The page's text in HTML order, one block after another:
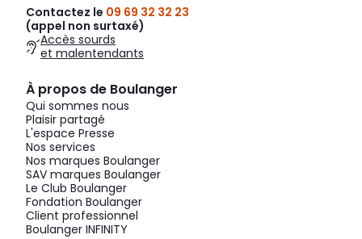
Contactez le 09 69 32 32 23
(appel non surtaxé)
Accès sourds
et malentendants
À propos de Boulanger
Qui sommes nous
Plaisir partagé
L'espace Presse
Nos services
Nos marques Boulanger
SAV marques Boulanger
Le Club Boulanger
Fondation Boulanger
Client professionnel
Boulanger INFINITY